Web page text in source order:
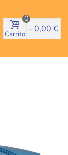
Carrito
0
- 0,00 €